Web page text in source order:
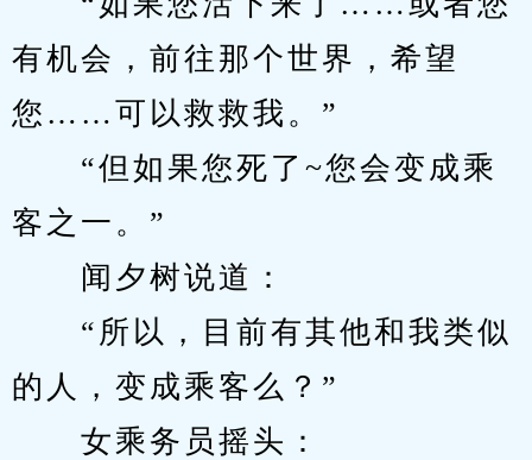
有机会，前往那个世界，希望
您……可以救救我。”
“但如果您死了~您会变成乘
客之一。”
闻夕树说道：
“所以，目前有其他和我类似
的人，变成乘客么？”
女乘务员摇头：